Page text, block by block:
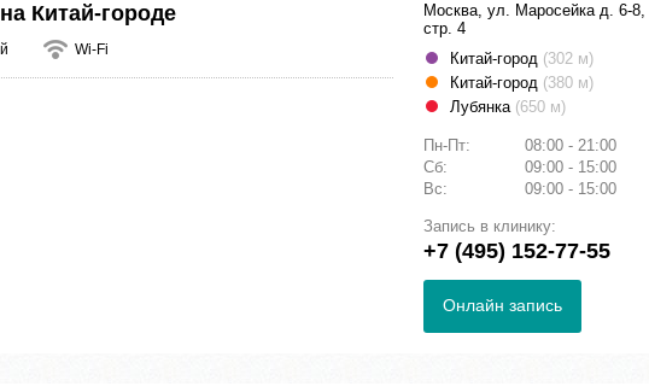
Китай-городе
Wi-Fi
Москва, ул. Маросейка д. 6-8,
стр. 4
Китай-город (302 м)
Китай-город (380 м)
Лубянка (650 м)
Пн-Пт:
08:00 - 21:00
Сб:
09:00 - 15:00
Вс:
09:00 - 15:00
Запись в клинику:
+7 (495) 152-77-55
Онлайн запись